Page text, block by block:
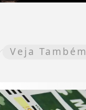
Veja Também